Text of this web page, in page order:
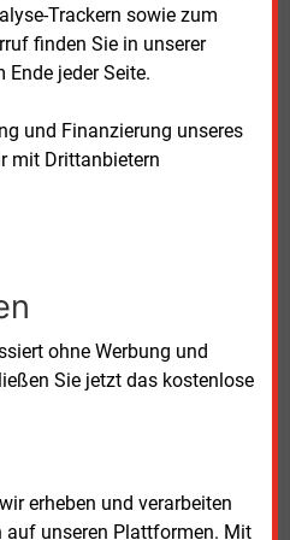
Trackern sowie zum
finden Sie in unserer
Ende jeder Seite.
und Finanzierung unseres
mit Drittanbietern
ohne Werbung und
Sie jetzt das kostenlose
erheben und verarbeiten
auf unseren Plattformen. Mit
entstehen (wir
Stromleitung des
Westerkappeln
kommentierte
der Amprion Offshore
zwei Jahre früher als
Die erfolgreiche
Schritt auf diesem
Barth, Geschäftsführer der